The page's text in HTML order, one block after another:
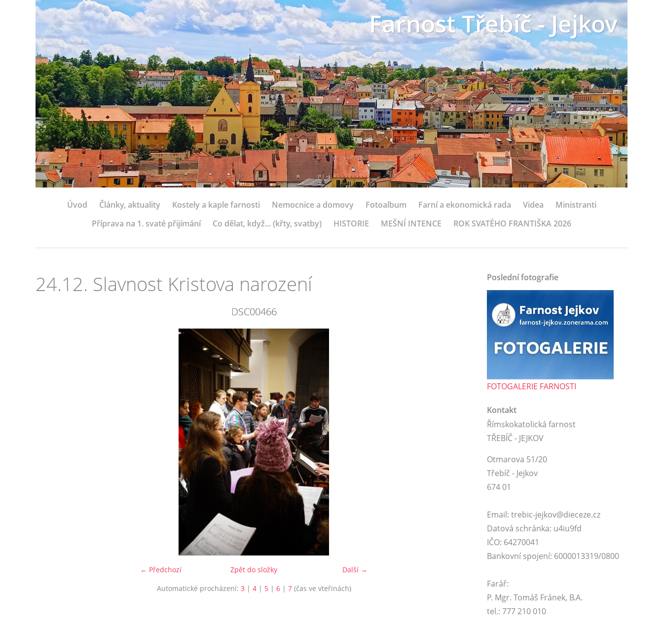
Farnost Třebíč - Jejkov
Úvod Články, aktuality Kostely a kaple farnosti Nemocnice a domovy Fotoalbum Farní a ekonomická rada Videa
Ministranti
Příprava na 1. svaté přijímání
Co dělat, když... (křty, svatby) HISTORIE MEŠNÍ INTENCE ROK SVATÉHO FRANTIŠKA 2026
24.12. Slavnost Kristova narození
DSC00466
← Předchozí Další →
Zpět do složky
Automatické procházení: 3 | 4| 5| 6| 7(čas ve vteřinách)
Poslední fotografie
FOTOGALERIE FARNOSTI
Kontakt
Římskokatolická farnost
TŘEBÍČ - JEJKOV
Otmarova 51/20
Třebíč - Jejkov
674 01
Email: trebic-jejkov@dieceze.cz
Datová schránka: u4iu9fd
IČO: 64270041
Bankovní spojení: 6000013319/0800
Farář:
P. Mgr. Tomáš Fránek, B.A.
tel.: 777 210 010